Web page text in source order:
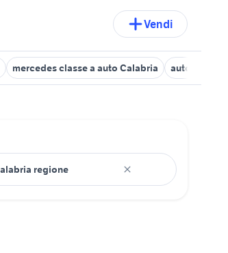
Vendi
mercedes classe a auto Calabria auto fiat